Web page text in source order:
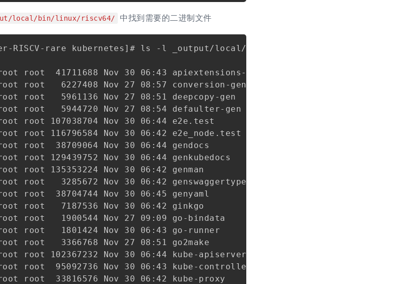
local/bin/linux/riscv64/ 中找到需要的二进制文件
RISCV-rare kubernetes]# ls -l _output/local/bin/linux/riscv64/
root  41711688 Nov 30 06:43 apiextensions-apiserver
root   6227408 Nov 27 08:57 conversion-gen
root   5961136 Nov 27 08:51 deepcopy-gen
root   5944720 Nov 27 08:54 defaulter-gen
root 107038704 Nov 30 06:44 e2e.test
root 116796584 Nov 30 06:42 e2e_node.test
root  38709064 Nov 30 06:44 gendocs
root 129439752 Nov 30 06:44 genkubedocs
root 135353224 Nov 30 06:42 genman
root   3285672 Nov 30 06:42 genswaggertypedocs
root  38704744 Nov 30 06:45 genyaml
root   7187536 Nov 30 06:42 ginkgo
root   1900544 Nov 27 09:09 go-bindata
root   1801424 Nov 30 06:43 go-runner
root   3366768 Nov 27 08:51 go2make
root 102367232 Nov 30 06:44 kube-apiserver
root  95092736 Nov 30 06:43 kube-controller-manager
root  33816576 Nov 30 06:42 kube-proxy
Copy